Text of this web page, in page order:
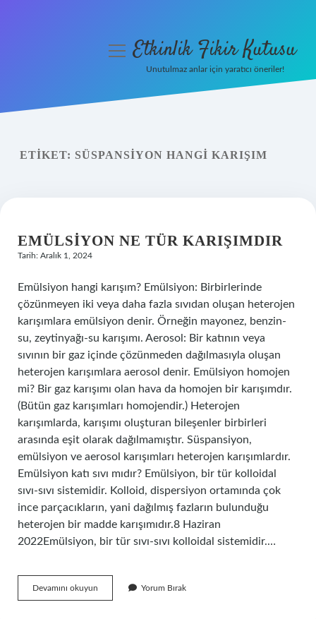
Yasal Uyarı
menüyüEtkinlik Fikir Kutusu
Unutulmaz anlar için yaratıcı öneriler!
ETIKET: SÜSPANSIYON HANGI KARIŞIM
EMÜLSIYON NE TÜR KARIŞIMDIR
Tarih: Aralık 1, 2024
Emülsiyon hangi karışım? Emülsiyon: Birbirlerinde
çözünmeyen iki veya daha fazla sıvıdan oluşan heterojen
karışımlara emülsiyon denir. Örneğin mayonez, benzin-
su, zeytinyağı-su karışımı. Aerosol: Bir katının veya
sıvının bir gaz içinde çözünmeden dağılmasıyla oluşan
heterojen karışımlara aerosol denir. Emülsiyon homojen
mi? Bir gaz karışımı olan hava da homojen bir karışımdır.
(Bütün gaz karışımları homojendir.) Heterojen
karışımlarda, karışımı oluşturan bileşenler birbirleri
arasında eşit olarak dağılmamıştır. Süspansiyon,
emülsiyon ve aerosol karışımları heterojen karışımlardır.
Emülsiyon katı sıvı mıdır? Emülsiyon, bir tür kolloidal
sıvı-sıvı sistemidir. Kolloid, dispersiyon ortamında çok
ince parçacıkların, yani dağılmış fazların bulunduğu
heterojen bir madde karışımıdır.8 Haziran
2022Emülsiyon, bir tür sıvı-sıvı kolloidal sistemidir.…
Devamını okuyun Emülsiyon
Ne
Yorum Bırak